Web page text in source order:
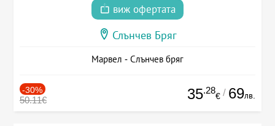
виж офертата
Слънчев Бряг
Марвел - Слънчев бряг
-30%
50.11€ 35.28
€ / 69лв.